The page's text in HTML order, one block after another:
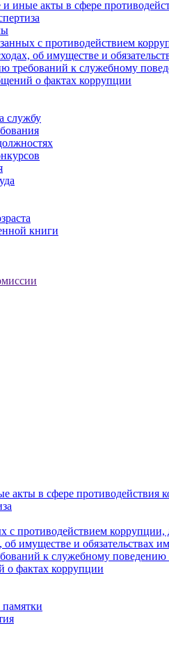
иные акты в сфере
с противодействием
об имуществе и
требований к служебному
о фактах коррупции
службу
книги
акты в сфере противодействия
противодействием коррупции,
имуществе и обязательствах
к служебному поведению
о фактах коррупции